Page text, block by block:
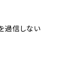
過信しない